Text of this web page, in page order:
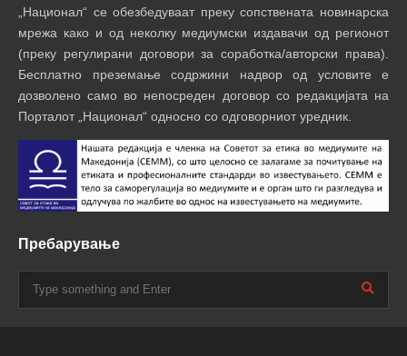
„Национал“ се обезбедуваат преку сопствената новинарска
мрежа како и од неколку медиумски издавачи од регионот
(преку регулирани договори за соработка/авторски права).
Бесплатно преземање содржини надвор од условите е
дозволено само во непосреден договор со редакцијата на
Порталот „Национал“ односно со одговорниот уредник.
Пребарување